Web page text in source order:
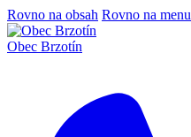
Rovno na obsah Rovno na menu
Obec Brzotín